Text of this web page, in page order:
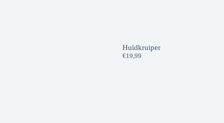
Huidkruiper
€19,99